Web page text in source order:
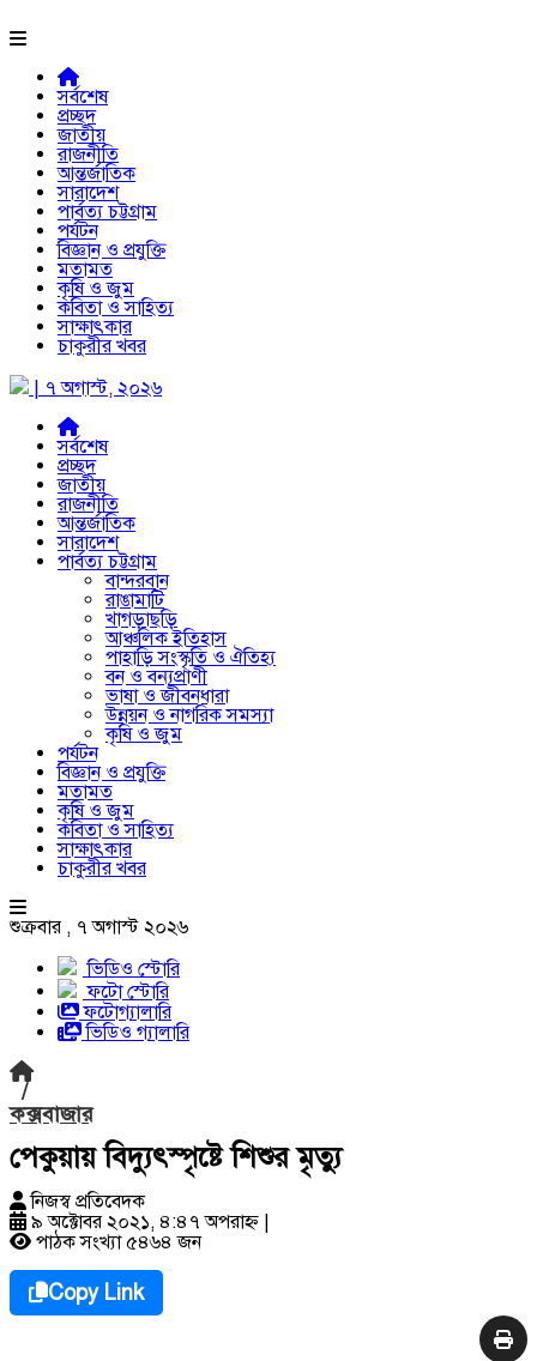
সর্বশেষ
প্রচ্ছদ
জাতীয়
রাজনীতি
আন্তর্জাতিক
সারাদেশ
পার্বত্য চট্টগ্রাম
পর্যটন
বিজ্ঞান ও প্রযুক্তি
মতামত
কৃষি ও জুম
কবিতা ও সাহিত্য
সাক্ষাৎকার
চাকুরীর খবর
| ৭ অগাস্ট, ২০২৬
সর্বশেষ
প্রচ্ছদ
জাতীয়
রাজনীতি
আন্তর্জাতিক
সারাদেশ
পার্বত্য চট্টগ্রাম
বান্দরবান
রাঙামাটি
খাগড়াছড়ি
আঞ্চলিক ইতিহাস
পাহাড়ি সংস্কৃতি ও ঐতিহ্য
বন ও বন্যপ্রাণী
ভাষা ও জীবনধারা
উন্নয়ন ও নাগরিক সমস্যা
কৃষি ও জুম
পর্যটন
বিজ্ঞান ও প্রযুক্তি
মতামত
কৃষি ও জুম
কবিতা ও সাহিত্য
সাক্ষাৎকার
চাকুরীর খবর
শুক্রবার , ৭ অগাস্ট ২০২৬
ভিডিও স্টোরি
ফটো স্টোরি
ফটোগ্যালারি
ভিডিও গ্যালারি
/
কক্সবাজার
পেকুয়ায় বিদ্যুৎস্পৃষ্টে শিশুর মৃত্যু
নিজস্ব প্রতিবেদক
৯ অক্টোবর ২০২১, ৪:৪৭ অপরাহ্ণ |
পাঠক সংখ্যা ৫৪৬৪ জন
Copy Link